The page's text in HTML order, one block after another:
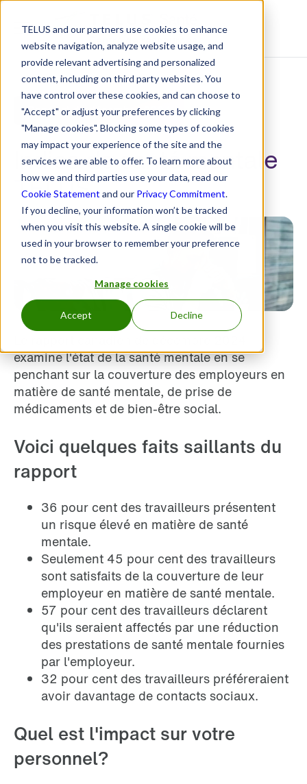
TELUS and our partners use cookies to enhance
website navigation, analyze website usage, and
provide relevant advertising and personalized
content, including on third party websites. You
have control over these cookies, and can choose to
"Accept" or adjust your preferences by clicking
"Manage cookies". Blocking some types of cookies
may impact your experience of the site and the
services we are able to offer. To learn more about
how we and third parties use your data, read our
Cookie Statement and our Privacy Commitment.
If you decline, your information won’t be tracked
when you visit this website. A single cookie will be
used in your browser to remember your preference
not to be tracked.
Manage cookies
Accept Decline
Centre de ressources
Rapport de décembre 2024
Indice de santé mentale
TELUS
examine l'état de la santé mentale en se
penchant sur la couverture des employeurs en
matière de santé mentale, de prise de
médicaments et de bien-être social.
Voici quelques faits saillants du
rapport
36 pour cent des travailleurs présentent
un risque élevé en matière de santé
mentale.
Seulement 45 pour cent des travailleurs
sont satisfaits de la couverture de leur
employeur en matière de santé mentale.
57 pour cent des travailleurs déclarent
qu'ils seraient affectés par une réduction
des prestations de santé mentale fournies
par l'employeur.
32 pour cent des travailleurs préféreraient
avoir davantage de contacts sociaux.
Quel est l'impact sur votre
personnel?